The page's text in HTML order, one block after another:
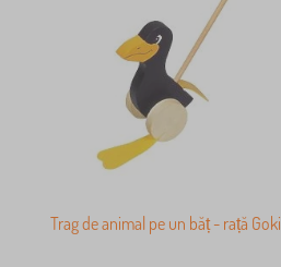
Trag de animal pe un băț - rață Goki